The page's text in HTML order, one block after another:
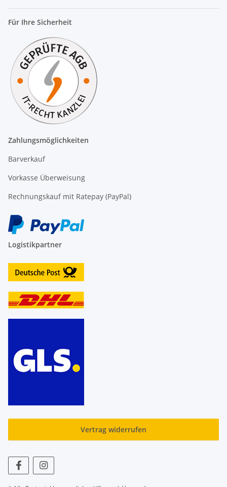
Für Ihre Sicherheit
Zahlungsmöglichkeiten
Barverkauf
Vorkasse Überweisung
Rechnungskauf mit Ratepay (PayPal)
Logistikpartner
Vertrag widerrufen